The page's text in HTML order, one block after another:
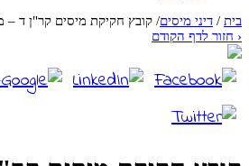
בית / דיני מיסים/ קובץ חקיקת מיסים קר"ן ד –
‹ חזור לדף הקודם